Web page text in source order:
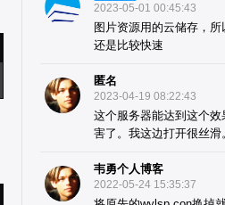
2023-05-01 00:45:43
图片资源用的云储存，
还是比较快速
匿名
2023-04-19 08:22:43
这个服务器能达到这个效
害了。我这边打开很丝滑
韦勇个人博客
2022-05-24 15:35:37